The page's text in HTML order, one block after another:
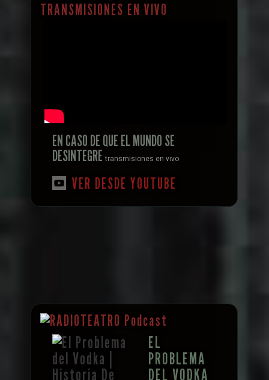
TRANSMISIONES EN VIVO
EN CASO DE QUE EL MUNDO SE
DESINTEGREtransmisiones en vivo
VER DESDE YOUTUBE
EL
PROBLEMA
DEL VODKA